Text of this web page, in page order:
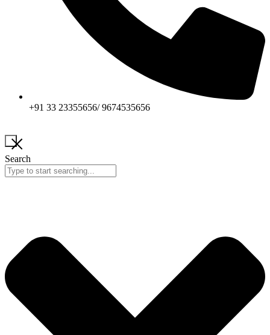
+91 33 23355656/ 9674535656
Search